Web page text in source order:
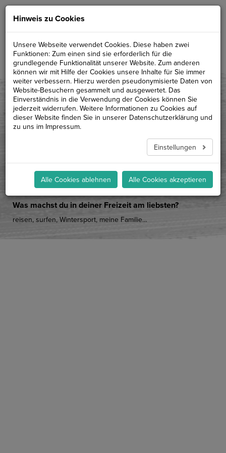
aus dem Team der Bikeschule
"KETTENJAGD"
Was fährst du selbst für ein Bike?
Radon Swoop 10.0
Seit wann rockst du Trails?
Biken seit über 15 Jahren … wahrscheinlich noch länger, kann
mich nur nicht mehr so genau daran erinnern, was
wahrscheinlich daran liegt, dass ich schon so alt bin…
Welcher ist dein Lieblingstrail bei uns?
Lieblingstrail ist mit großer Wahrscheinlichkeit der „Neue“
Was machst du in deiner Freizeit am liebsten?
reisen, surfen, Wintersport, meine Familie…
Hinweis zu Cookies
Unsere Webseite verwendet Cookies. Diese haben zwei
Funktionen: Zum einen sind sie erforderlich für die
grundlegende Funktionalität unserer Website. Zum anderen
können wir mit Hilfe der Cookies unsere Inhalte für Sie immer
weiter verbessern. Hierzu werden pseudonymisierte Daten von
Website-Besuchern gesammelt und ausgewertet. Das
Einverständnis in die Verwendung der Cookies können Sie
jederzeit widerrufen. Weitere Informationen zu Cookies auf
dieser Website finden Sie in unserer Datenschutzerklärung und
zu uns im Impressum.
Einstellungen
Alle Cookies ablehnen Alle Cookies akzeptieren